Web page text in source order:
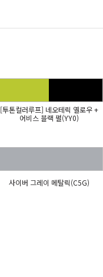
[투톤컬러루프] 네오테릭 옐로우 +
어비스 블랙 펄(YY0)
사이버 그레이 메탈릭(C5G)